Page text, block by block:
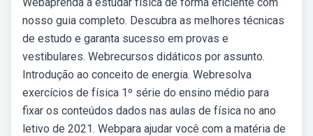
nosso guia completo. Descubra as melhores técnicas
de estudo e garanta sucesso em provas e
vestibulares. Webrecursos didáticos por assunto.
Introdução ao conceito de energia. Webresolva
exercícios de física 1º série do ensino médio para
fixar os conteúdos dados nas aulas de física no ano
letivo de 2021. Webpara ajudar você com a matéria de